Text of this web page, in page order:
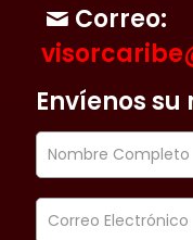
Correo:
Envíenos